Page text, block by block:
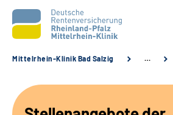
Mittelrhein-Klinik Bad Salzig …